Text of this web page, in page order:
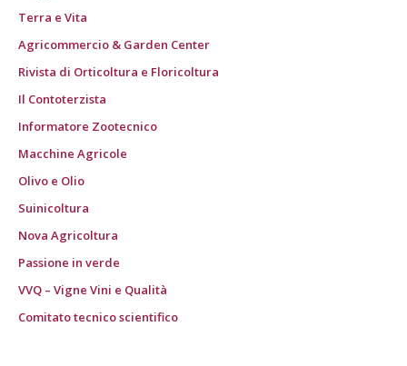
Terra e Vita
Agricommercio & Garden Center
Rivista di Orticoltura e Floricoltura
Il Contoterzista
Informatore Zootecnico
Macchine Agricole
Olivo e Olio
Suinicoltura
Nova Agricoltura
Passione in verde
VVQ – Vigne Vini e Qualità
Comitato tecnico scientifico